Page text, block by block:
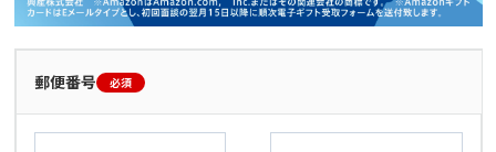
郵便番号 必須